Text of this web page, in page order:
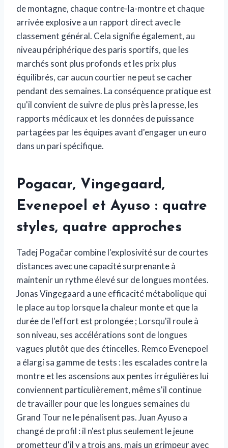
de montagne, chaque contre-la-montre et chaque
arrivée explosive a un rapport direct avec le
classement général. Cela signifie également, au
niveau périphérique des paris sportifs, que les
marchés sont plus profonds et les prix plus
équilibrés, car aucun courtier ne peut se cacher
pendant des semaines. La conséquence pratique est
qu'il convient de suivre de plus près la presse, les
rapports médicaux et les données de puissance
partagées par les équipes avant d'engager un euro
dans un pari spécifique.
Pogacar, Vingegaard,
Evenepoel et Ayuso : quatre
styles, quatre approches
Tadej Pogačar combine l'explosivité sur de courtes
distances avec une capacité surprenante à
maintenir un rythme élevé sur de longues montées.
Jonas Vingegaard a une efficacité métabolique qui
le place au top lorsque la chaleur monte et que la
durée de l'effort est prolongée ; Lorsqu'il roule à
son niveau, ses accélérations sont de longues
vagues plutôt que des étincelles. Remco Evenepoel
a élargi sa gamme de tests : les escalades contre la
montre et les ascensions aux pentes irrégulières lui
conviennent particulièrement, même s'il continue
de travailler pour que les longues semaines du
Grand Tour ne le pénalisent pas. Juan Ayuso a
changé de profil : il n'est plus seulement le jeune
prometteur d'il y a trois ans, mais un grimpeur avec